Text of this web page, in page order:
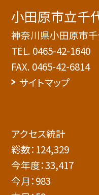
小田原市立千
神奈川県小田原市
TEL. 0465-42-1640
FAX. 0465-42-6814
サイトマップ
アクセス統計
総数： 124,329
今年度：33,417
今月：983